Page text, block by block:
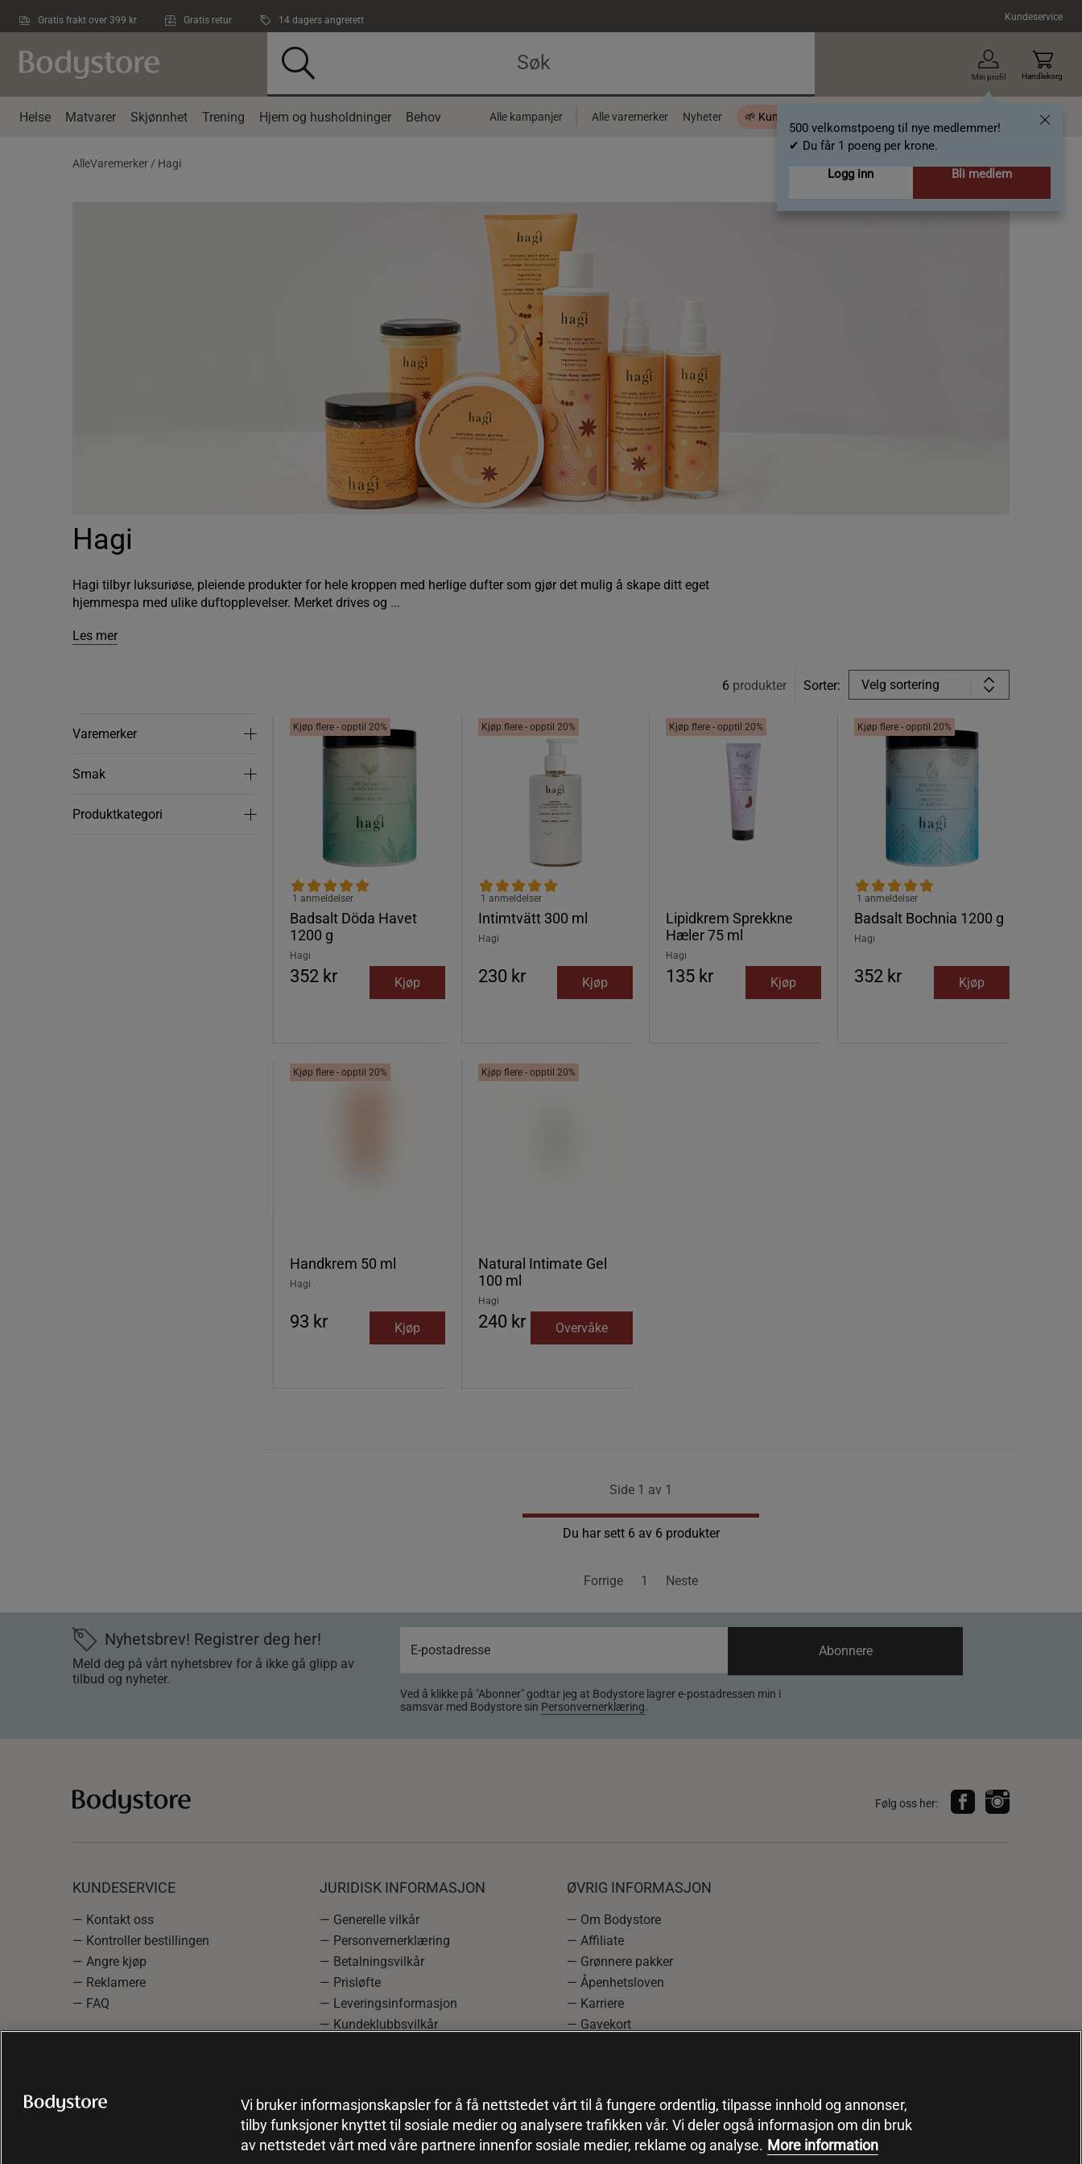
Gratis frakt over 399 kr Gratis retur 14 dagers angrerett Kundeservice
Min profil
500 velkomstpoeng til nye medlemmer!
✔ Du får 1 poeng per krone.
Logg inn
Bli medlem
Handlekorg
Helse Matvarer Skjønnhet Trening Hjem og husholdninger Behov Alle kampanjer Alle varemerker Nyheter 🌱 Kundeklubb - 500 velkomstpoeng Gavekort
AlleVaremerker / Hagi
Hagi
Hagi tilbyr luksuriøse, pleiende produkter for hele kroppen med herlige dufter som gjør det mulig å skape ditt eget
hjemmespa med ulike duftopplevelser. Merket drives og ...
Les mer
6 produkter Sorter: Velg sortering
VaremerkerVaremerker
SmakSmak
Produktkategori Produktkategori
Kjøp flere - opptil 20%
Badsalt Döda Havet
1200 g
1 anmeldelser
Hagi
352 kr Kjøp
Kjøp flere - opptil 20%
Intimtvätt 300 ml
1 anmeldelser
Hagi
230 kr Kjøp
Kjøp flere - opptil 20%
Lipidkrem Sprekkne
Hæler 75 ml
Hagi
135 kr Kjøp
Kjøp flere - opptil 20%
Badsalt Bochnia 1200 g
1 anmeldelser
Hagi
352 kr Kjøp
Kjøp flere - opptil 20%
Handkrem 50 ml
Hagi
93 kr Kjøp
Kjøp flere - opptil 20%
Natural Intimate Gel
100 ml
Hagi
240 kr Overvåke
Side 1 av 1
Du har sett 6 av 6 produkter
Forrige 1 Neste
Nyhetsbrev! Registrer deg her!
Meld deg på vårt nyhetsbrev for å ikke gå glipp av
tilbud og nyheter.
Ved å klikke på "Abonner" godtar jeg at Bodystore lagrer e-postadressen min i
samsvar med Bodystore sin Personvernerklæring.
Abonnere
Følg oss her:
KUNDESERVICE
— Kontakt oss
— Kontroller bestillingen
— Angre kjøp
— Reklamere
— FAQ
JURIDISK INFORMASJON
— Generelle vilkår
— Personvernerklæring
— Betalningsvilkår
— Prisløfte
— Leveringsinformasjon
— Kundeklubbsvilkår
ØVRIG INFORMASJON
— Om Bodystore
— Affiliate
— Grønnere pakker
— Åpenhetsloven
— Karriere
— Gavekort
Vi bruker informasjonskapsler for å få nettstedet vårt til å fungere ordentlig, tilpasse innhold og annonser,
tilby funksjoner knyttet til sosiale medier og analysere trafikken vår. Vi deler også informasjon om din bruk
av nettstedet vårt med våre partnere innenfor sosiale medier, reklame og analyse. More information